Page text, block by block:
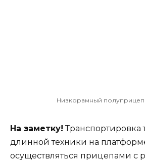
Низкорамный
На заметку! Транспортировка
длинной техники на
осуществляться прицепами с